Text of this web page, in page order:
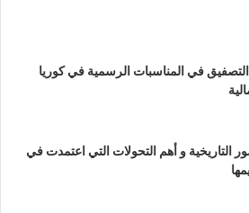
في المناسبات الرسمية في كوريا
التاريخية و أهم التحولات التي اعتمدت في